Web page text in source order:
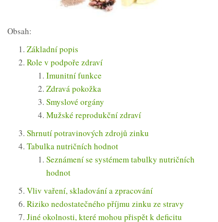
Obsah:
Základní popis
Role v podpoře zdraví
Imunitní funkce
Zdravá pokožka
Smyslové orgány
Mužské reprodukční zdraví
Shrnutí potravinových zdrojů zinku
Tabulka nutričních hodnot
Seznámení se systémem tabulky nutričních
hodnot
Vliv vaření, skladování a zpracování
Riziko nedostatečného příjmu zinku ze stravy
Jiné okolnosti, které mohou přispět k deficitu